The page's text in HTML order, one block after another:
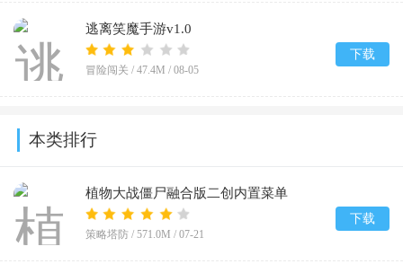
逃离笑魔手游v1.0
冒险闯关 / 47.4M / 08-05
下载
本类排行
植物大战僵尸融合版二创内置菜单
(PlantsVsZombiesRH-Mod)v3.8.1
策略塔防 / 571.0M / 07-21
下载